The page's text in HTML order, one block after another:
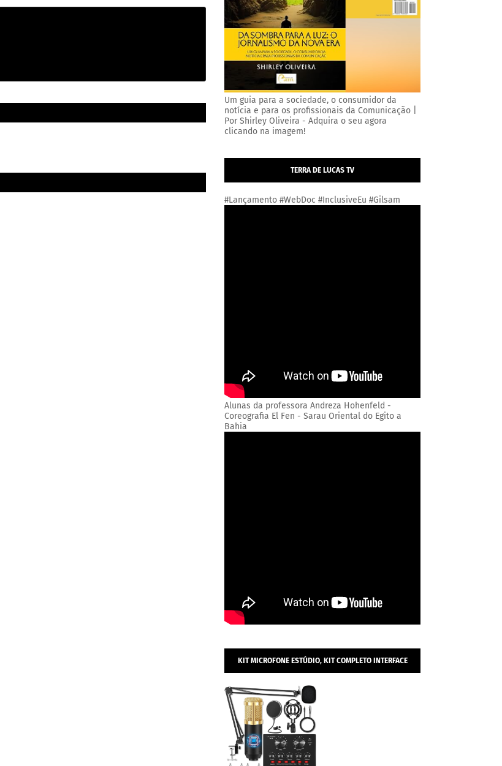
Um guia para a sociedade, o consumidor da
notícia e para os profissionais da Comunicação |
Por Shirley Oliveira - Adquira o seu agora
clicando na imagem!
TERRA DE LUCAS TV
#Lançamento #WebDoc #InclusiveEu #Gilsam
Alunas da professora Andreza Hohenfeld -
Coreografia El Fen - Sarau Oriental do Egito a
Bahia
KIT MICROFONE ESTÚDIO, KIT COMPLETO INTERFACE
MESA V8S, MICROFONE ESTÚDIO PROFISSIONAL
CONDENSADOR.